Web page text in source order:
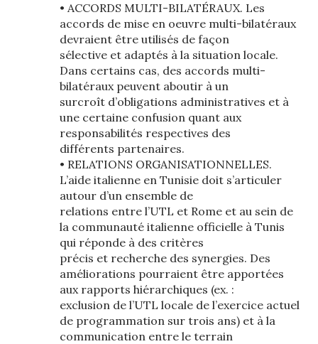
• ACCORDS MULTI-BILATÉRAUX. Les
accords de mise en oeuvre multi-bilatéraux
devraient être utilisés de façon
sélective et adaptés à la situation locale.
Dans certains cas, des accords multi-
bilatéraux peuvent aboutir à un
surcroît d’obligations administratives et à
une certaine confusion quant aux
responsabilités respectives des
différents partenaires.
• RELATIONS ORGANISATIONNELLES.
L’aide italienne en Tunisie doit s’articuler
autour d’un ensemble de
relations entre l’UTL et Rome et au sein de
la communauté italienne officielle à Tunis
qui réponde à des critères
précis et recherche des synergies. Des
améliorations pourraient être apportées
aux rapports hiérarchiques (ex. :
exclusion de l’UTL locale de l’exercice actuel
de programmation sur trois ans) et à la
communication entre le terrain